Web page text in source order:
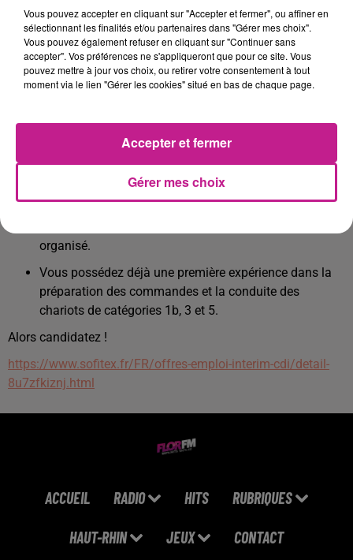
Conduite des chariots - CACES R489 Catégories 1B,3 et 5.
Filmage manuel de palettes
Préparation de commandes
Stockage des marchandises
Cette mission est à pourvoir en intérim sur du long terme.
Pour les éléments de salaire, le taux horaire est à définir et se
situe entre de 12.02 et 12.50 euros/h.
PROFIL RECHERCHÉ
organisé.
Vous possédez déjà une première expérience dans la
préparation des commandes et la conduite des
chariots de catégories 1b, 3 et 5.
Alors candidatez !
https://www.sofitex.fr/FR/offres-emploi-interim-cdi/detail-
8u7zfkiznj.html
ACCUEIL RADIO HITS RUBRIQUES
HAUT-RHIN JEUX CONTACT
Vous pouvez accepter en cliquant sur "Accepter et fermer", ou affiner en
sélectionnant les finalités et/ou partenaires dans "Gérer mes choix".
Vous pouvez également refuser en cliquant sur "Continuer sans
accepter". Vos préférences ne s'appliqueront que pour ce site. Vous
pouvez mettre à jour vos choix, ou retirer votre consentement à tout
moment via le lien "Gérer les cookies" situé en bas de chaque page.
Gérer mes choix
Accepter et fermer